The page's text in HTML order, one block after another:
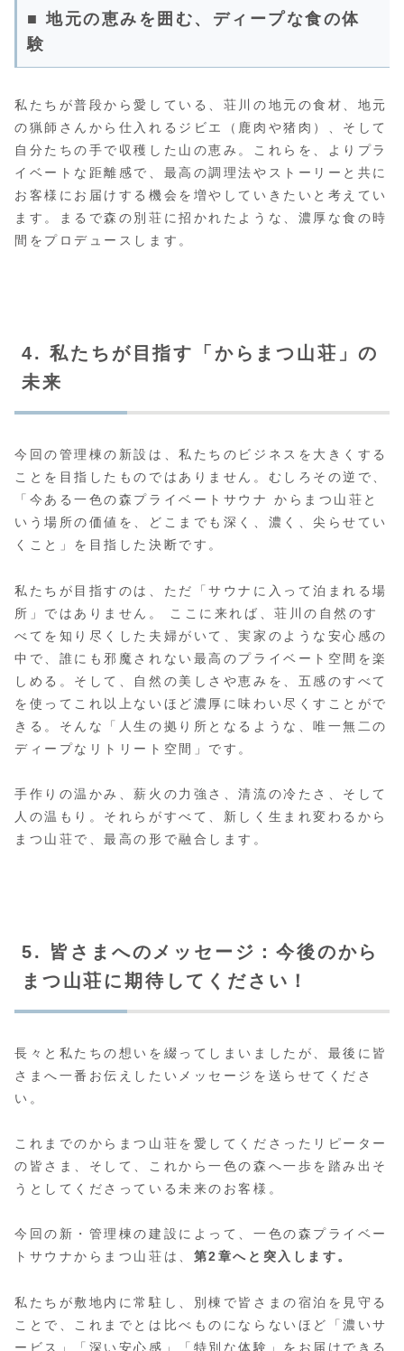
■ 地元の恵みを囲む、ディープな食の体
験
私たちが普段から愛している、荘川の地元の食材、地元
の猟師さんから仕入れるジビエ（鹿肉や猪肉）、そして
自分たちの手で収穫した山の恵み。これらを、よりプラ
イベートな距離感で、最高の調理法やストーリーと共に
お客様にお届けする機会を増やしていきたいと考えてい
ます。まるで森の別荘に招かれたような、濃厚な食の時
間をプロデュースします。
4. 私たちが目指す「からまつ山荘」の
未来
今回の管理棟の新設は、私たちのビジネスを大きくする
ことを目指したものではありません。むしろその逆で、
「今ある一色の森プライベートサウナ からまつ山荘と
いう場所の価値を、どこまでも深く、濃く、尖らせてい
くこと」を目指した決断です。
私たちが目指すのは、ただ「サウナに入って泊まれる場
所」ではありません。 ここに来れば、荘川の自然のす
べてを知り尽くした夫婦がいて、実家のような安心感の
中で、誰にも邪魔されない最高のプライベート空間を楽
しめる。そして、自然の美しさや恵みを、五感のすべて
を使ってこれ以上ないほど濃厚に味わい尽くすことがで
きる。そんな「人生の拠り所となるような、唯一無二の
ディープなリトリート空間」です。
手作りの温かみ、薪火の力強さ、清流の冷たさ、そして
人の温もり。それらがすべて、新しく生まれ変わるから
まつ山荘で、最高の形で融合します。
5. 皆さまへのメッセージ：今後のから
まつ山荘に期待してください！
長々と私たちの想いを綴ってしまいましたが、最後に皆
さまへ一番お伝えしたいメッセージを送らせてくださ
い。
これまでのからまつ山荘を愛してくださったリピーター
の皆さま、そして、これから一色の森へ一歩を踏み出そ
うとしてくださっている未来のお客様。
今回の新・管理棟の建設によって、一色の森プライベー
トサウナからまつ山荘は、 第2章へと突入します。
私たちが敷地内に常駐し、別棟で皆さまの宿泊を見守る
ことで、これまでとは比べものにならないほど「濃いサ
ービス」「深い安心感」「特別な体験」をお届けできる